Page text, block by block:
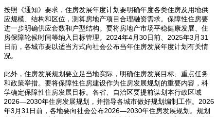
按照《通知》要求，住房发展年度计划要明确年度各类住房及用地供
应规模、结构和区位，测算房地产项目合理融资需求。保障性住房要
进一步明确供应套数和户型结构。要将房地产市场平稳健康发展、住
房保障轮候时间等纳入目标管理。2024年4月30日前、2025年3月31
日前，各城市要以适当方式向社会公布当年住房发展年度计划有关情
况。
此外，住房发展规划要立足当地实际，明确住房发展目标、重点任务
和政策举措。要将保障性住房建设作为住房发展规划的重要内容，科
学确定保障性住房发展目标。各省、自治区要提前谋划本行政区域
2026—2030年住房发展规划，并指导各城市做好规划编制工作。2026
年3月31日前，各地要向社会公布2026—2030年住房发展规划。规划